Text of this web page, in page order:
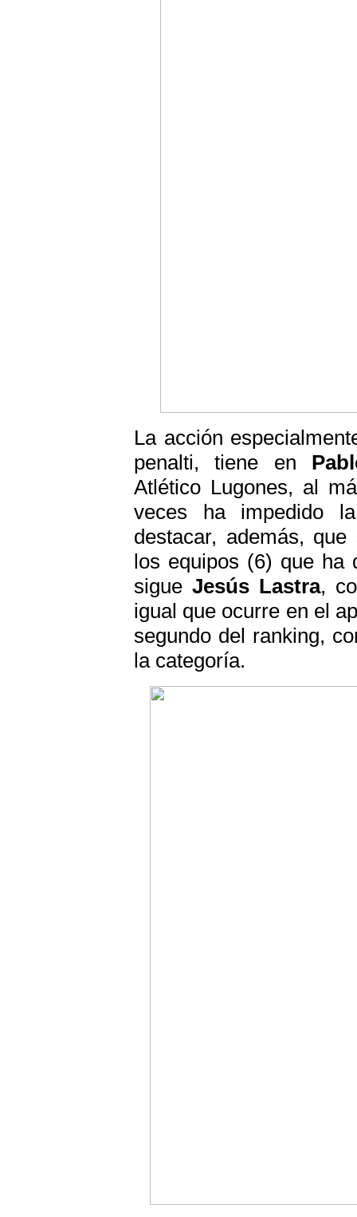
La acción
penalti, tiene en
Atlético Lugones, al
veces ha impedido
destacar, además,
los equipos (6) que ha
sigueJesús Lastra,
igual que ocurre en el
segundo del ranking,
la categoría.